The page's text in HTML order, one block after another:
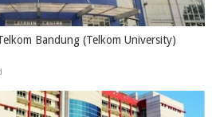
Bandung (Telkom University)